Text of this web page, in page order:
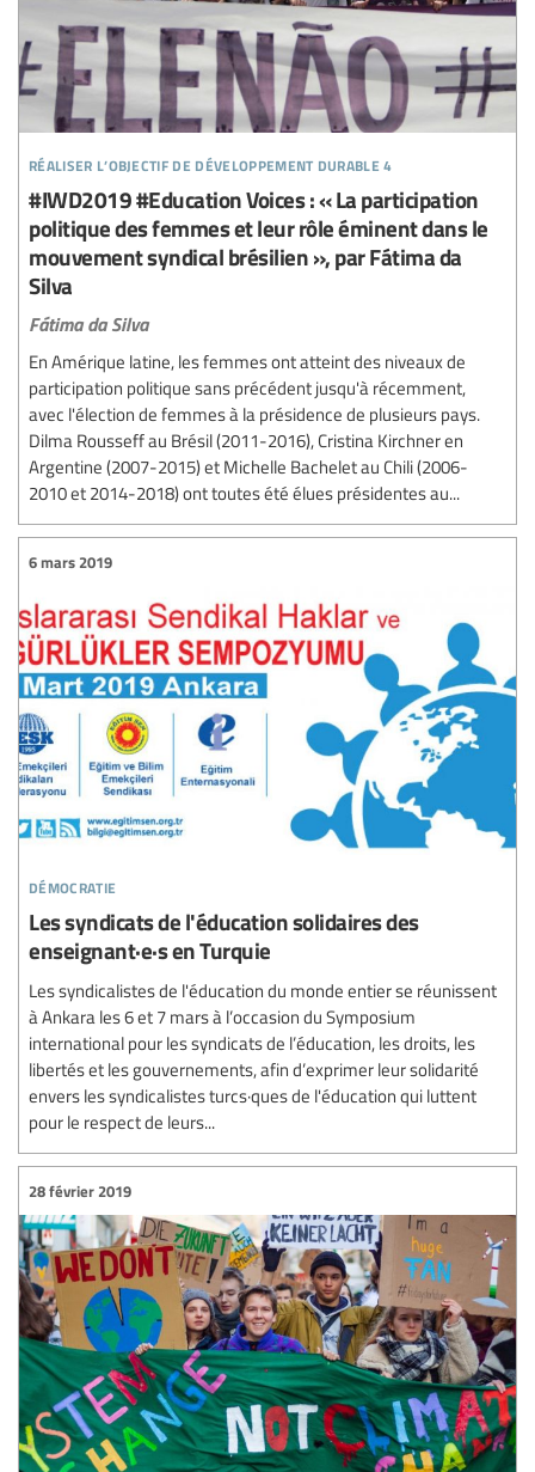
réaliser l’objectif de développement durable 4
#IWD2019 #Education Voices : « La participation
politique des femmes et leur rôle éminent dans le
mouvement syndical brésilien », par Fátima da
Silva
Fátima da Silva
En Amérique latine, les femmes ont atteint des niveaux de
participation politique sans précédent jusqu'à récemment,
avec l'élection de femmes à la présidence de plusieurs pays.
Dilma Rousseff au Brésil (2011-2016), Cristina Kirchner en
Argentine (2007-2015) et Michelle Bachelet au Chili (2006-
2010 et 2014-2018) ont toutes été élues présidentes au...
démocratie
6 mars 2019
Les syndicats de l'éducation solidaires des
enseignant·e·s en Turquie
Les syndicalistes de l'éducation du monde entier se réunissent
à Ankara les 6 et 7 mars à l’occasion du Symposium
international pour les syndicats de l’éducation, les droits, les
libertés et les gouvernements, afin d’exprimer leur solidarité
envers les syndicalistes turcs·ques de l'éducation qui luttent
pour le respect de leurs...
28 février 2019